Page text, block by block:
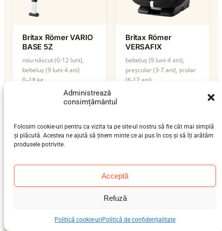
Administrează
consimțământul
Folosim cookie-uri pentru ca vizita ta pe site-ul nostru să fie cât mai simplă
și plăcută. Acestea ne ajută să ținem minte ce ai pus în coș și să îți arătăm
produsele potrivite.
Acceptă
Refuză
Politică cookie-uri Politică de confidențialitate
Britax Römer VARIO
BASE 5Z
nou-născut (0-12 luni),
bebeluș (9 luni-4 ani)
0–18 kg
isofix-support-leg
Britax Römer
VERSAFIX
bebeluș (9 luni-4 ani),
preșcolar (3-7 ani), școlar
(6-12 ani)